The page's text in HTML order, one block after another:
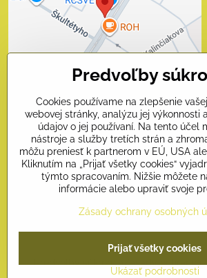
Prajete si načítať externý obsah?
Povoliť tentokrát
Povoliť a zapamätať - súhlas
Otvoriť obsah v novom okne
Kontakty
Naši priatelia
©2026Copyright
Predvoľby súkromiaZásady ochrany
Predvoľby
Cookies používame na zlepšenie
webovej stránky, analýzu jej výkonnosti
údajov o jej používaní. Na tento účel
nástroje a služby tretích strán a
môžu preniesť k partnerom v EÚ, USA
Kliknutím na „Prijať všetky cookies“
týmto spracovaním. Nižšie môžete
informácie alebo upraviť svoje
Zásady ochrany osobných
Ukázať podrobnosti
Prijať všetky cookies